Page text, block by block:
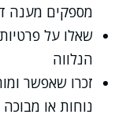
מספקים מענה
שאלו על
הנלווה
זכרו שאפשר
נוחות או מבוכה